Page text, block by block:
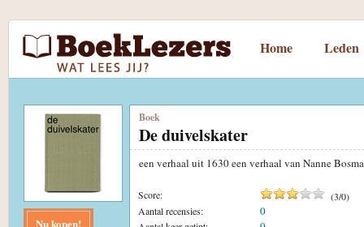
Home Leden
Nu kopen!
Boek
De duivelskater
een verhaal uit 1630 een verhaal van Nanne
Score: (3/0)
Aantal recensies:
0